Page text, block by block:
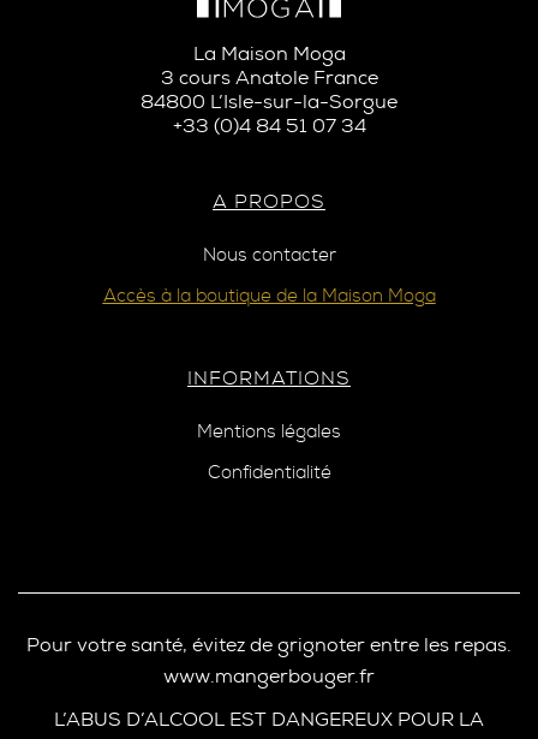
La Maison Moga
3 cours Anatole France
84800 L’Isle-sur-la-Sorgue
+33 (0)4 84 51 07 34
A PROPOS
Nous contacter
Accès à la boutique de la Maison Moga
INFORMATIONS
Mentions légales
Confidentialité
Pour votre santé, évitez de grignoter entre les repas.
www.mangerbouger.fr
L’ABUS D’ALCOOL EST DANGEREUX POUR LA